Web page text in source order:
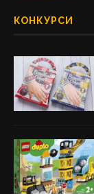
КОНКУРСИ